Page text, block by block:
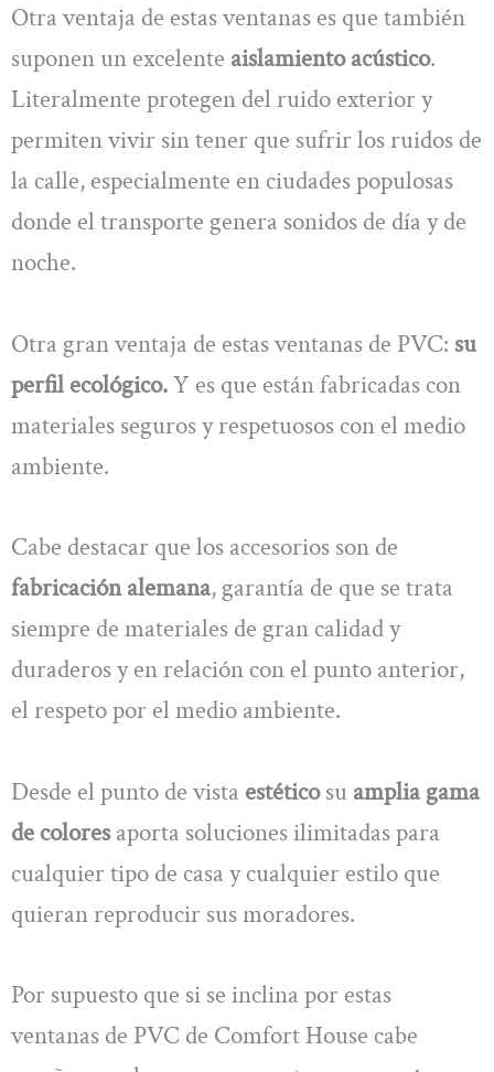
Otra ventaja de estas ventanas es que también
suponen un excelente aislamiento acústico.
Literalmente protegen del ruido exterior y
permiten vivir sin tener que sufrir los ruidos de
la calle, especialmente en ciudades populosas
donde el transporte genera sonidos de día y de
noche.
Otra gran ventaja de estas ventanas de PVC: su
perfil ecológico.Y es que están fabricadas con
materiales seguros y respetuosos con el medio
ambiente.
Cabe destacar que los accesorios son de
fabricación alemana, garantía de que se trata
siempre de materiales de gran calidad y
duraderos y en relación con el punto anterior,
el respeto por el medio ambiente.
Desde el punto de vista estéticosu amplia gama
de coloresaporta soluciones ilimitadas para
cualquier tipo de casa y cualquier estilo que
quieran reproducir sus moradores.
Por supuesto que si se inclina por estas
ventanas de PVC de Comfort House cabe